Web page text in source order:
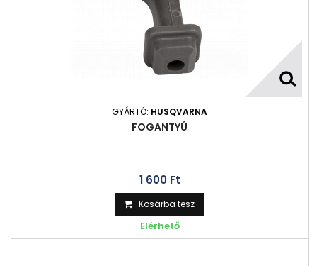
GYÁRTÓ: HUSQVARNA
FOGANTYÚ
1 600 Ft‎
Kosárba tesz
Elérhető